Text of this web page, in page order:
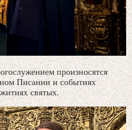
произносятся
Писании и событиях
святых.